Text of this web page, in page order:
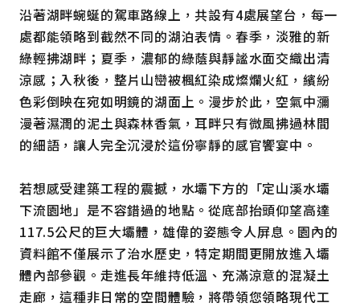
沿著湖畔蜿蜒的駕車路線上，共設有4處展望台，每一
處都能領略到截然不同的湖泊表情。春季，淡雅的新
綠輕拂湖畔；夏季，濃郁的綠蔭與靜謐水面交織出清
涼感；入秋後，整片山巒被楓紅染成燦爛火紅，繽紛
色彩倒映在宛如明鏡的湖面上。漫步於此，空氣中瀰
漫著濕潤的泥土與森林香氣，耳畔只有微風拂過林間
的細語，讓人完全沉浸於這份寧靜的感官饗宴中。
若想感受建築工程的震撼，水壩下方的「定山溪水壩
下流園地」是不容錯過的地點。從底部抬頭仰望高達
117.5公尺的巨大壩體，雄偉的姿態令人屏息。園內的
資料館不僅展示了治水歷史，特定期間更開放進入壩
體內部參觀。走進長年維持低溫、充滿涼意的混凝土
走廊，這種非日常的空間體驗，將帶領您領略現代工